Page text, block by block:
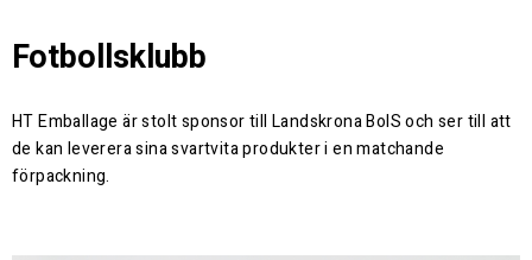
Fotbollsklubb
HT Emballage är stolt sponsor till Landskrona BoIS och ser till att
de kan leverera sina svartvita produkter i en matchande
förpackning.